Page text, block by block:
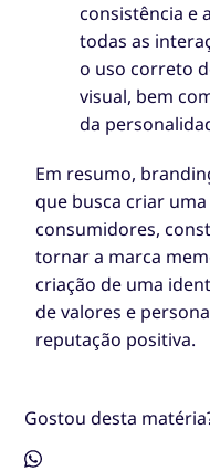
consistência e
todas as
o uso correto
visual, bem
da
Em resumo,
que busca criar
consumidores,
tornar a marca
criação de uma
de valores e
reputação positiva.
Gostou desta